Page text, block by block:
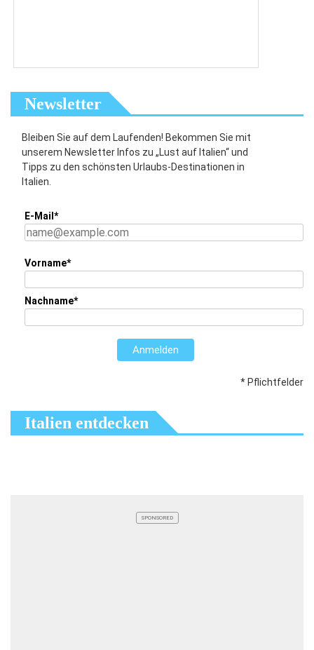
Newsletter
Bleiben Sie auf dem Laufenden! Bekommen Sie mit
unserem Newsletter Infos zu „Lust auf Italien“ und
Tipps zu den schönsten Urlaubs-Destinationen in
Italien.
E-Mail*
Vorname*
Nachname*
Anmelden
* Pflichtfelder
Italien entdecken
SPONSORED